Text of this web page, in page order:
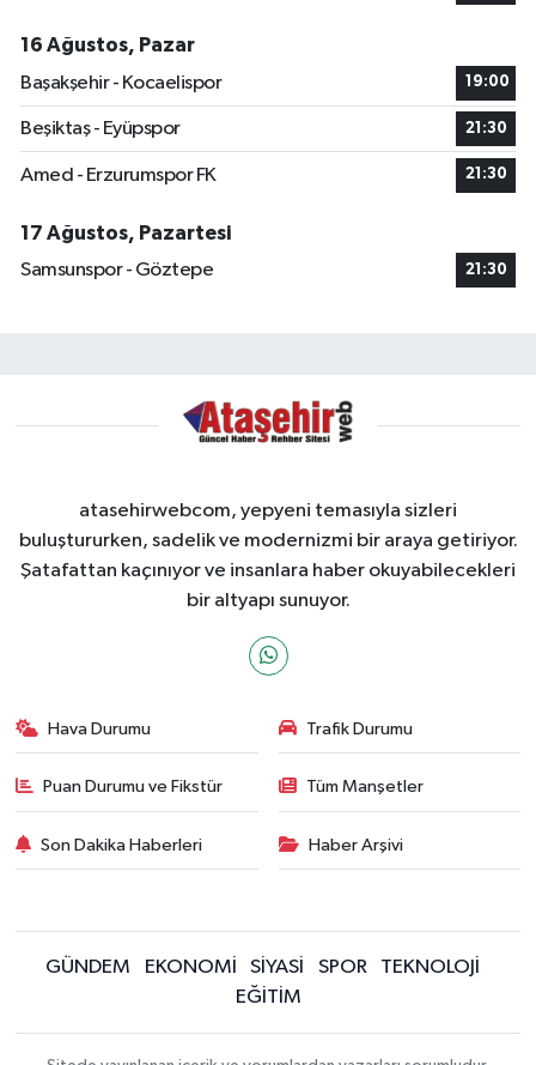
16 Ağustos, Pazar
Başakşehir - Kocaelispor
19:00
Beşiktaş - Eyüpspor 21:30
Amed - Erzurumspor FK 21:30
17 Ağustos, Pazartesi
Samsunspor - Göztepe
21:30
atasehirwebcom, yepyeni temasıyla sizleri
buluştururken, sadelik ve modernizmi bir araya getiriyor.
Şatafattan kaçınıyor ve insanlara haber okuyabilecekleri
bir altyapı sunuyor.
Hava Durumu Trafik Durumu
Puan Durumu ve Fikstür Tüm Manşetler
Son Dakika Haberleri Haber Arşivi
GÜNDEM EKONOMİ SİYASİ SPOR
TEKNOLOJİ
EĞİTİM